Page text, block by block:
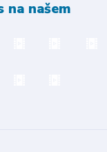
na našem